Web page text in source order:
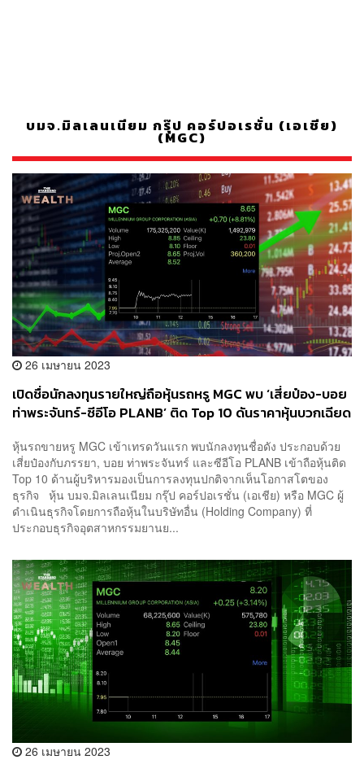
บมจ.มิลเลนเนียม กรุ๊ป คอร์ปอเรชั่น (เอเชีย)
(MGC)
26 เมษายน 2023
เปิดชื่อนักลงทุนรายใหญ่ถือหุ้นรถหรู MGC พบ ‘เสี่ยป๋อง-บอย
ท่าพระจันทร์-ซีอีโอ PLANB’ ติด Top 10 ดันราคาหุ้นบวกเฉียด
หุ้นรถขายหรู MGC เข้าเทรดวันแรก พบนักลงทุนชื่อดัง ประกอบด้วย
เสี่ยป๋องกับภรรยา, บอย ท่าพระจันทร์ และซีอีโอ PLANB เข้าถือหุ้นติด
Top 10 ด้านผู้บริหารมองเป็นการลงทุนปกติจากเห็นโอกาสโตของ
ธุรกิจ หุ้น บมจ.มิลเลนเนียม กรุ๊ป คอร์ปอเรชั่น (เอเชีย) หรือ MGC ผู้
ดำเนินธุรกิจโดยการถือหุ้นในบริษัทอื่น (Holding Company) ที่
ประกอบธุรกิจอุตสาหกรรมยานย...
26 เมษายน 2023